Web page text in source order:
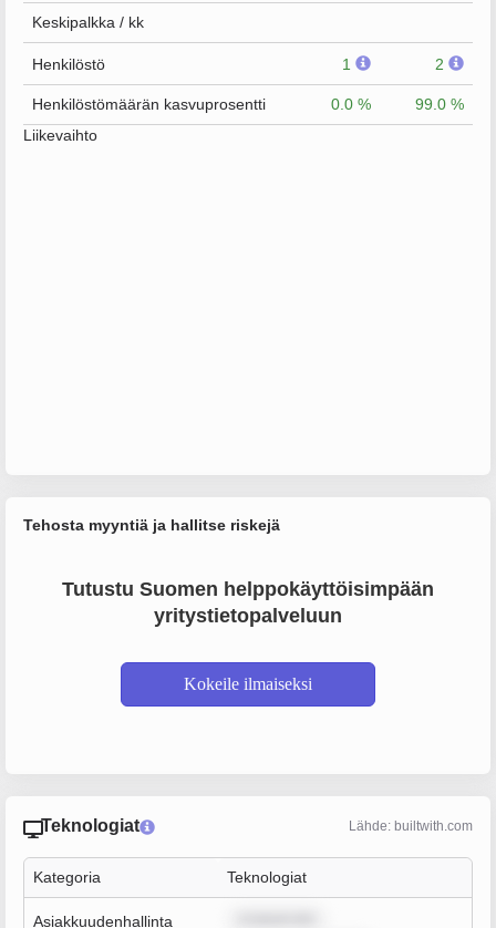
Keskipalkka / kk
Henkilöstö 1 2
Henkilöstömäärän kasvuprosentti 0.0 %
99.0 %
Liikevaihto
Tehosta myyntiä ja hallitse riskejä
Tutustu Suomen helppokäyttöisimpään
yritystietopalveluun
Kokeile ilmaiseksi
Teknologiat Lähde: builtwith.com
Kategoria Teknologiat
Asiakkuudenhallinta